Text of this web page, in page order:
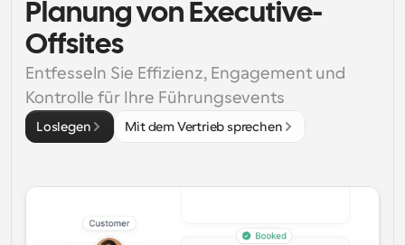
Planung von Executive-
Offsites
Entfesseln Sie Effizienz, Engagement und
Kontrolle für Ihre Führungsevents
Loslegen Mit dem Vertrieb sprechen